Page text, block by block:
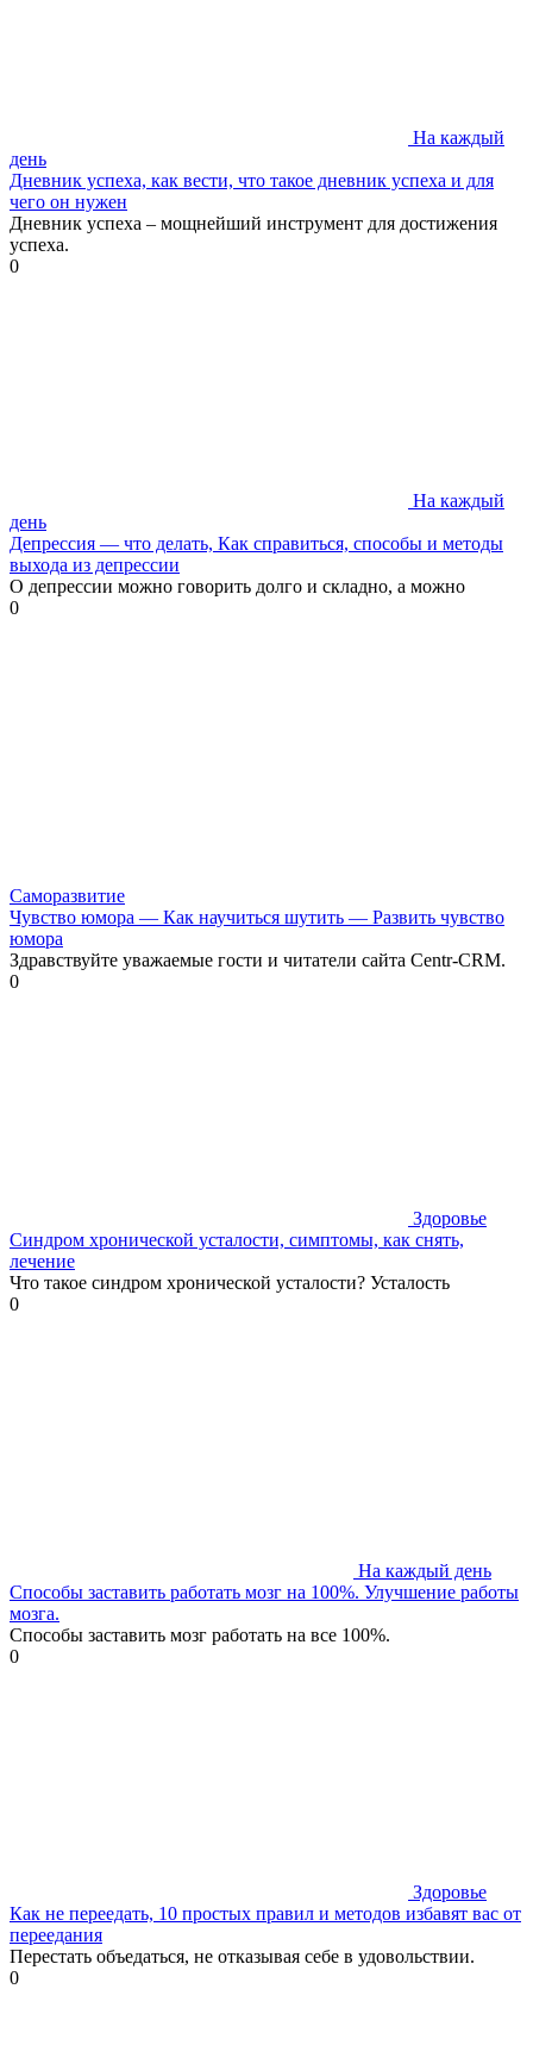
На каждый
день
Дневник успеха, как вести, что такое дневник успеха и для
чего он нужен
Дневник успеха – мощнейший инструмент для достижения
успеха.
0
На каждый
день
Депрессия — что делать, Как справиться, способы и методы
выхода из депрессии
О депрессии можно говорить долго и складно, а можно
0
Саморазвитие
Чувство юмора — Как научиться шутить — Развить чувство
юмора
Здравствуйте уважаемые гости и читатели сайта Centr-CRM.
0
Здоровье
Синдром хронической усталости, симптомы, как снять,
лечение
Что такое синдром хронической усталости? Усталость
0
На каждый день
Способы заставить работать мозг на 100%. Улучшение работы
мозга.
Способы заставить мозг работать на все 100%.
0
Здоровье
Как не переедать, 10 простых правил и методов избавят вас от
переедания
Перестать объедаться, не отказывая себе в удовольствии.
0